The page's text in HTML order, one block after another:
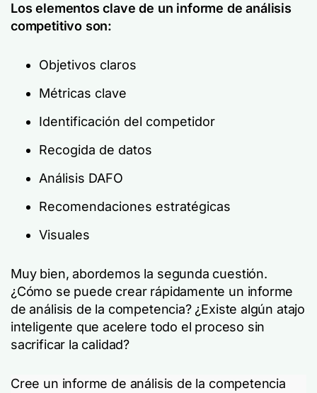
Los elementos clave de un informe de análisis
competitivo son:
Objetivos claros
Métricas clave
Identificación del competidor
Recogida de datos
Análisis DAFO
Recomendaciones estratégicas
Visuales
Muy bien, abordemos la segunda cuestión.
¿Cómo se puede crear rápidamente un informe
de análisis de la competencia? ¿Existe algún atajo
inteligente que acelere todo el proceso sin
sacrificar la calidad?
Cree un informe de análisis de la competencia